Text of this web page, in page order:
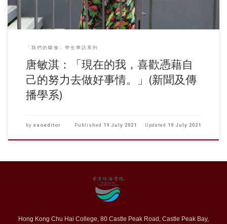
師都願意留私人電話。」她是轉校生，不止一位老師，曾關心她是否能
適應。她感覺這裡的老師，很享受教學，很享受與學生溝通，常常會關
心學生的學習進度，老師與學生之間，是有互動的。 「GPA只是一個總
分，但你不知道自己什麼地方做得好，什麼地方做得不好。」敏淇說，
的李顯華老師，在她的功課上，寫上了很多改善方法，讓她覺得老師有
認真、仔細地看她功課的每一點。收到評語，敏淇都會很開心。 憑自己
努力去做好事情 敏淇即將畢業，現在忙於準備履歷，以及面試見工。現
在的她，喜歡學習，喜歡吸收知識。在她看來，面試也是一種學習，如
是小組面試，更可以看看別人如何表現，可以學習別人的長處。她想在
公關或市場營銷方面發展。「我喜歡籌辦活動，讓參加者覺得開心，很
有成功感！」 敏淇以前不喜歡讀書，但找到自己所喜愛的科目與職業方
合她發展的地方。 撰文：林曉慧
「我們的驕傲」學生專訪系列
唐敏淇：「現在的我，喜歡憑藉自
己的努力去做好事情。」(新聞及傳
播學系)
by saoeditor Published 19 July 2021 Updated 19 July 2021
Hong Kong Chu Hai College, 80 Castle Peak Road, Castle Peak Bay,